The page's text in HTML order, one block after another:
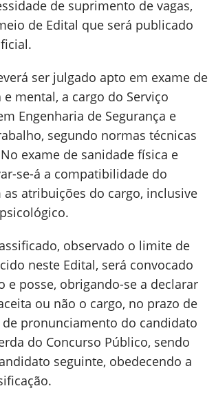
de suprimento de vagas,
de Edital que será publicado
ser julgado apto em exame de
mental, a cargo do Serviço
Engenharia de Segurança e
segundo normas técnicas
exame de sanidade física e
se-á a compatibilidade do
atribuições do cargo, inclusive
observado o limite de
neste Edital, será convocado
e posse, obrigando-se a declarar
ou não o cargo, no prazo de
de pronunciamento do candidato
do Concurso Público, sendo
seguinte, obedecendo a